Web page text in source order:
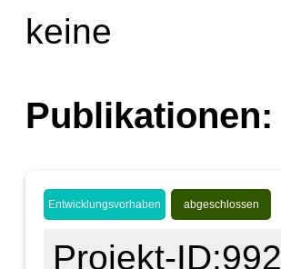
keine
Publikationen:
Entwicklungsvorhaben abgeschlossen
Projekt-ID:992